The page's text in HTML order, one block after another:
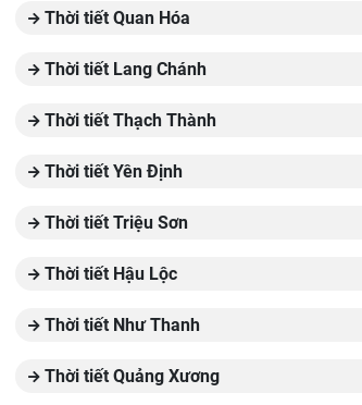
Thời tiết Quan Hóa
Thời tiết Lang Chánh
Thời tiết Thạch Thành
Thời tiết Yên Định
Thời tiết Triệu Sơn
Thời tiết Hậu Lộc
Thời tiết Như Thanh
Thời tiết Quảng Xương